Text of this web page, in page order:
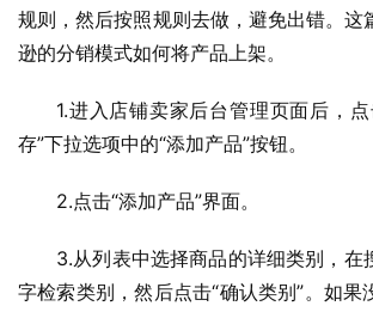
规则，然后按照规则去做，避免出错。这
逊的分销模式如何将产品上架。
1.进入店铺卖家后台管理页面后，
存”下拉选项中的“添加产品”按钮。
2.点击“添加产品”界面。
3.从列表中选择商品的详细类别，在
字检索类别，然后点击“确认类别”。如果